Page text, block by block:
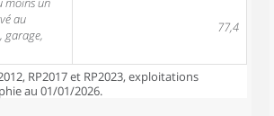
au
garage,
77,4
RP2017 et RP2023, exploitations
au 01/01/2026.